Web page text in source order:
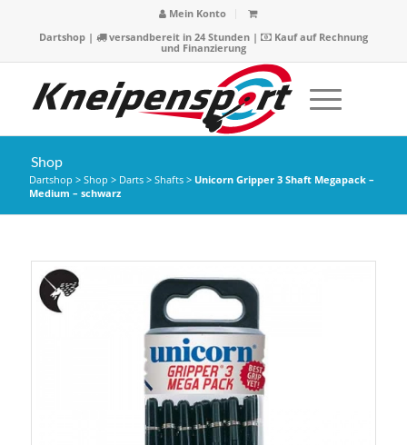
Mein Konto
Dartshop| versandbereit in 24 Stunden |
Kauf auf Rechnung
und Finanzierung
Shop
Dartshop > Shop > Darts> Shafts> Unicorn Gripper 3 Shaft Megapack –
Medium – schwarz